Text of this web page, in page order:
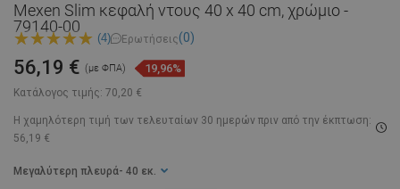
Mexen Slim κεφαλή ντους 40 x 40 cm, χρώμιο -
79140-00
(4) Ερωτήσεις(0)
Κατάλογος τιμής: 70,20 €
56,19 € (με ΦΠΑ) 19,96%
Η χαμηλότερη τιμή των τελευταίων 30 ημερών πριν από την έκπτωση:
56,19 €
Μεγαλύτερη πλευρά - 40 εκ.